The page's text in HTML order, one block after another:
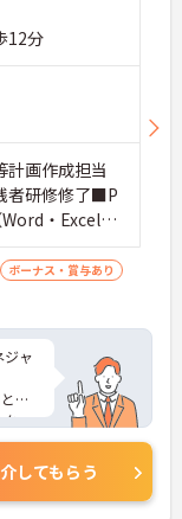
12分
画作成担当
者研修修了■P
・Excel）
ボーナス・賞与あり
ジャ
、
ター
ださ
さら
さ
してもらう